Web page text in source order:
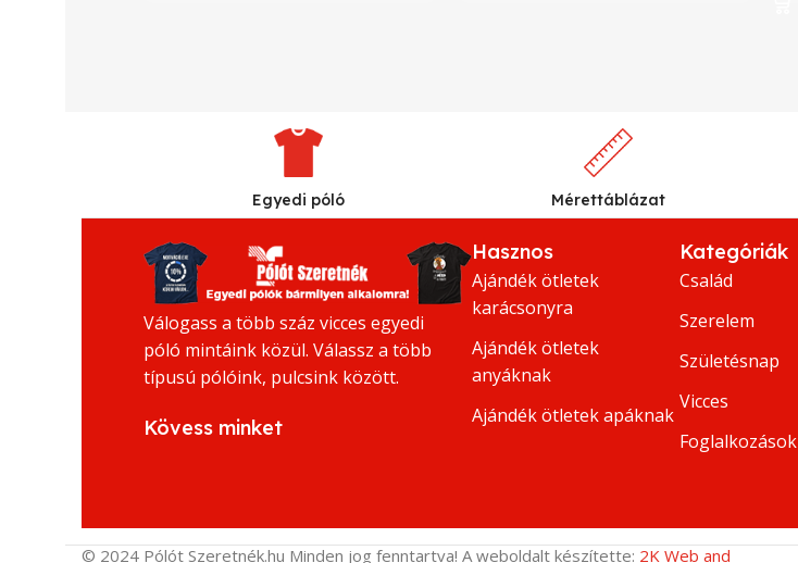
Egyedi póló Mérettáblázat
Válogass a több száz vicces egyedi
póló mintáink közül. Válassz a több
típusú pólóink, pulcsink között.
Kövess minket
Hasznos
Ajándék ötletek
karácsonyra
Ajándék ötletek
anyáknak
Ajándék ötletek apáknak
Kategóriák
Család
Szerelem
Születésnap
Vicces
Foglalkozások
© 2024 Pólót Szeretnék.hu Minden jog fenntartva! A weboldalt készítette: 2K Web and